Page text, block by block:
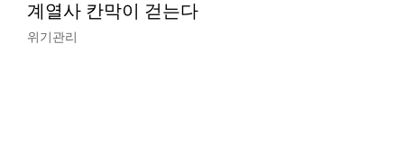
계열사 칸막이 걷는다
위기관리